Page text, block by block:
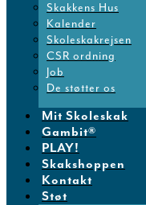
Skakkens Hus
Kalender
Skoleskakrejsen
CSR ordning
Job
De støtter os
Mit Skoleskak
Gambit®
PLAY!
Skakshoppen
Kontakt
Støt